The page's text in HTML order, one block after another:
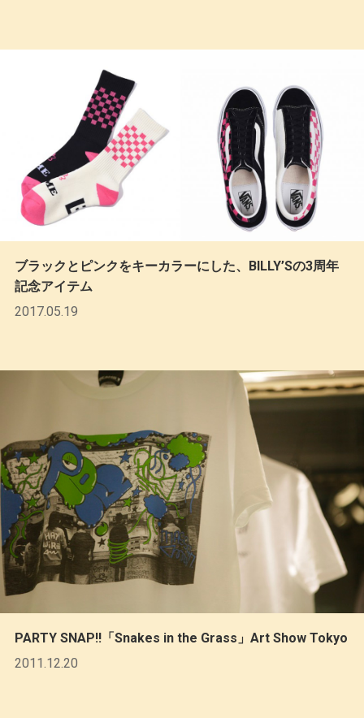
ブラックとピンクをキーカラーにした、BILLY’Sの3周年
記念アイテム
2017.05.19
PARTY SNAP!!「Snakes in the Grass」Art Show Tokyo
2011.12.20